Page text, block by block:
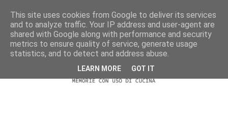
This site uses cookies from Google to deliver its services
and to analyze traffic. Your IP address and user-agent are
shared with Google along with performance and security
metrics to ensure quality of service, generate usage
statistics, and to detect and address abuse.
LEARN MORE GOT IT